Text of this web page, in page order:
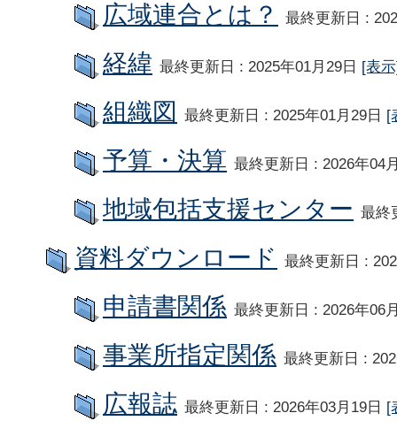
広域連合とは？ 最終更新日 :
経緯 最終更新日 : 2025年01月29日 [表
組織図 最終更新日 : 2025年01月29日 [
予算・決算 最終更新日 : 2026年04
地域包括支援センター 最終
資料ダウンロード 最終更新日 :
申請書関係 最終更新日 : 2026年06
事業所指定関係 最終更新日 :
広報誌 最終更新日 : 2026年03月19日 [